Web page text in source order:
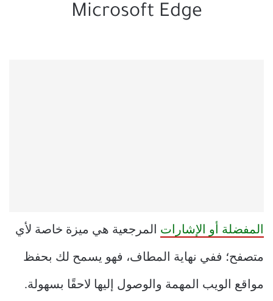
Microsoft Edge
المفضلة أو الإشارات المرجعية هي ميزة خاصة لأي
متصفح؛ ففي نهاية المطاف، فهو يسمح لك بحفظ
مواقع الويب المهمة والوصول إليها لاحقًا بسهولة.